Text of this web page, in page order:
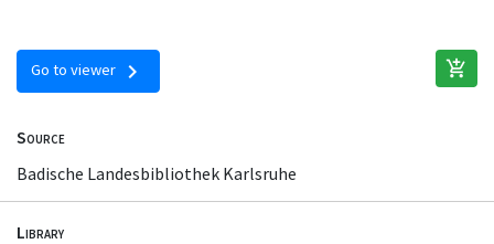
Go to viewer chevron_right add_shopping_cart
Source
Badische Landesbibliothek Karlsruhe
Library